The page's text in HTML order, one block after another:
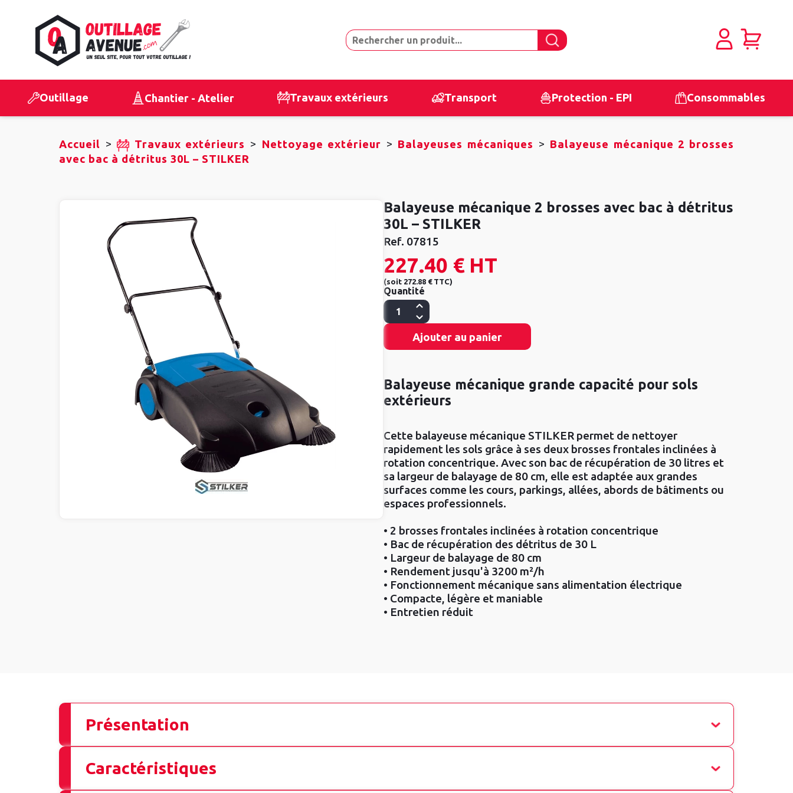
Outillage Chantier - Atelier Travaux extérieurs Transport Protection - EPI Consommables
Accueil > Travaux extérieurs > Nettoyage extérieur > Balayeuses mécaniques > Balayeuse mécanique 2 brosses
avec bac à détritus 30L – STILKER
Balayeuse mécanique 2 brosses avec bac à détritus
30L – STILKER
Ref. 07815
227.40 €HT
(soit 272.88 € TTC)
Quantité
Ajouter au panier
Balayeuse mécanique grande capacité pour sols
extérieurs
Cette balayeuse mécanique STILKER permet de nettoyer
rapidement les sols grâce à ses deux brosses frontales inclinées à
rotation concentrique. Avec son bac de récupération de 30 litres et
sa largeur de balayage de 80 cm, elle est adaptée aux grandes
surfaces comme les cours, parkings, allées, abords de bâtiments ou
espaces professionnels.
• 2 brosses frontales inclinées à rotation concentrique
• Bac de récupération des détritus de 30 L
• Largeur de balayage de 80 cm
• Rendement jusqu'à 3200 m²/h
• Fonctionnement mécanique sans alimentation électrique
• Compacte, légère et maniable
• Entretien réduit
Présentation
Caractéristiques